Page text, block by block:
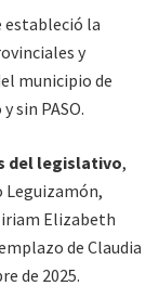
estableció la
y
municipio de
sin PASO.
del legislativo,
Leguizamón,
Elizabeth
de Claudia
de 2025.